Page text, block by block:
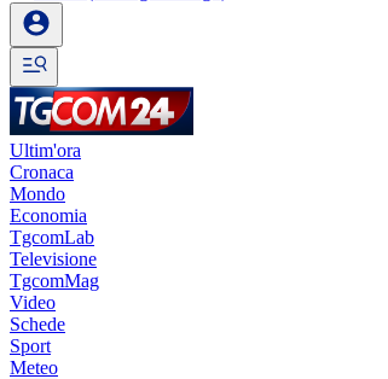
Ultim'ora
Cronaca
Mondo
Economia
TgcomLab
Televisione
TgcomMag
Video
Schede
Sport
Meteo